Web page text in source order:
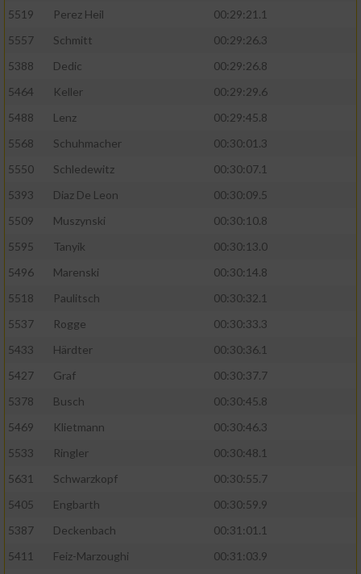
5519 Perez Heil
00:29:21.1
5557
Schmitt
00:29:26.3
5388
Dedic
00:29:26.8
5464
Keller
00:29:29.6
5488
Lenz
00:29:45.8
5568
Schuhmacher
00:30:01.3
5550
Schledewitz
00:30:07.1
5393
Diaz De Leon
00:30:09.5
5509
Muszynski
00:30:10.8
5595
Tanyik
00:30:13.0
5496
Marenski
00:30:14.8
5518
Paulitsch
00:30:32.1
5537
Rogge
00:30:33.3
5433
Härdter
00:30:36.1
5427
Graf
00:30:37.7
5378
Busch
00:30:45.8
5469
Klietmann
00:30:46.3
5533
Ringler
00:30:48.1
5631
Schwarzkopf
00:30:55.7
5405
Engbarth
00:30:59.9
5387
Deckenbach
00:31:01.1
5411
Feiz-Marzoughi
00:31:03.9